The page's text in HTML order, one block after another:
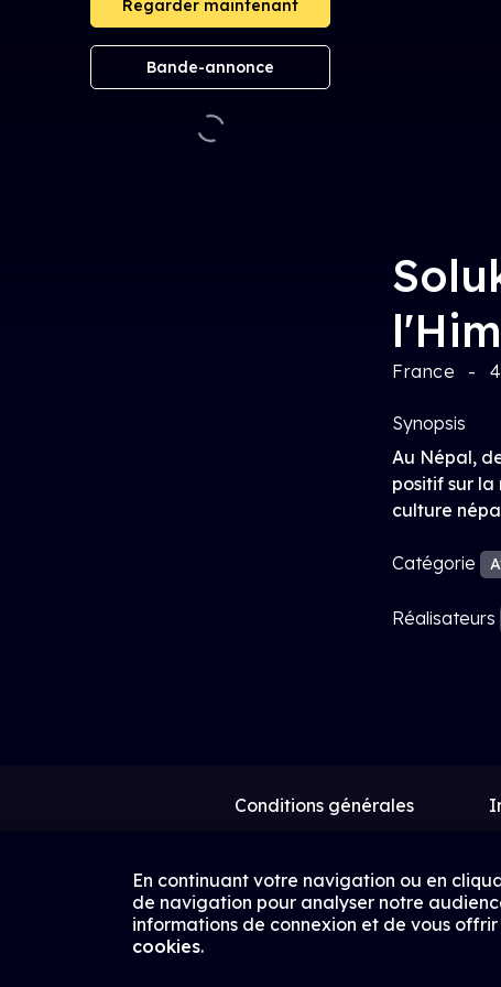
Regarder maintenant
Bande-annonce
France
Synopsis
Au Népal,
positif sur la
culture
Catégorie
Réalisateurs
Conditions générales
En continuant votre navigation ou en
de navigation pour analyser notre
informations de connexion et de vous
cookies.